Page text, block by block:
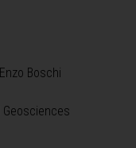
Boschi